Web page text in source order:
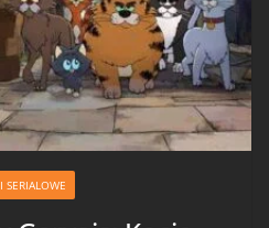
SERIALOWE